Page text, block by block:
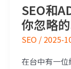
SEO和
你忽略
SEO / 2025-
在台中有一